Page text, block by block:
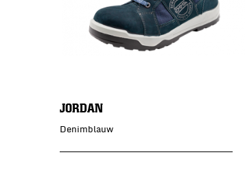
JORDAN
Denimblauw